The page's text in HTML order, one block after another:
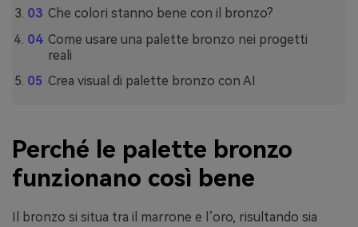
Che colori stanno bene con il bronzo?
Come usare una palette bronzo nei progetti
reali
Crea visual di palette bronzo con AI
Perché le palette bronzo
funzionano così bene
Il bronzo si situa tra il marrone e l’oro, risultando sia